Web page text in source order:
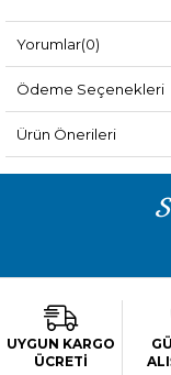
Yorumlar(0)
Ödeme Seçenekleri
Ürün Önerileri
UYGUN KARGO
ÜCRETİ